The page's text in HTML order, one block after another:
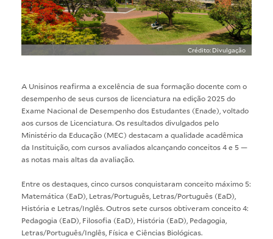
Crédito: Divulgação
A Unisinos reafirma a excelência de sua formação docente com o
desempenho de seus cursos de licenciatura na edição 2025 do
Exame Nacional de Desempenho dos Estudantes (Enade), voltado
aos cursos de Licenciatura. Os resultados divulgados pelo
Ministério da Educação (MEC) destacam a qualidade acadêmica
da Instituição, com cursos avaliados alcançando conceitos 4 e 5 —
as notas mais altas da avaliação.
Entre os destaques, cinco cursos conquistaram conceito máximo 5:
Matemática (EaD), Letras/Português, Letras/Português (EaD),
História e Letras/Inglês. Outros sete cursos obtiveram conceito 4:
Pedagogia (EaD), Filosofia (EaD), História (EaD), Pedagogia,
Letras/Português/Inglês, Física e Ciências Biológicas.